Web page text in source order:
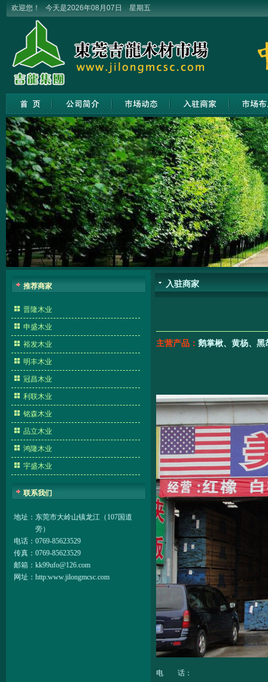
欢迎您！ 今天是2026年08月07日 星期五
推荐商家
晋隆木业
申盛木业
裕发木业
明丰木业
冠昌木业
利联木业
铭森木业
品立木业
鸿隆木业
宇盛木业
联系我们
地址： 东莞市大岭山镇龙江（107国道
旁）
电话： 0769-85623529
传真： 0769-85623529
邮箱： kk99ufo@126.com
网址： http:www.jilongmcsc.com
入驻商家
主营产品： 鹅掌楸、黄杨、黑
电 话：